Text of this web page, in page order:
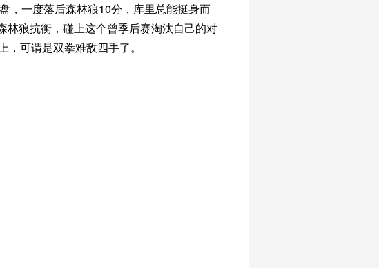
，一度落后森林狼10分，库里总能挺身而
狼抗衡，碰上这个曾季后赛淘汰自己的对
可谓是双拳难敌四手了。